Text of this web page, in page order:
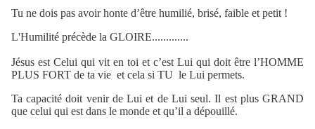
Tu ne dois pas avoir honte d’être humilié, brisé, faible et petit !
L'Humilité précède la GLOIRE.............
Jésus est Celui qui vit en toi et c’est Lui qui doit être l’HOMME
PLUS FORT de ta vie et cela si TU le Lui permets.
Ta capacité doit venir de Lui et de Lui seul. Il est plus GRAND
que celui qui est dans le monde et qu’il a dépouillé.